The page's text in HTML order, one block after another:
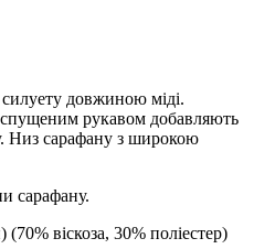
довжиною міді.
спущеним рукавом добавляють
Низ сарафану з широкою
сарафану.
віскоза, 30% поліестер)